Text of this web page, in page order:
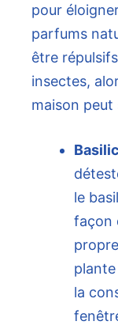
pour
parfums
être
insectes,
maison peut
le
façon
la